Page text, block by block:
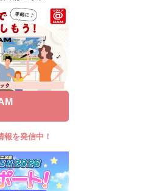
ど
！
も！
報を発信中！